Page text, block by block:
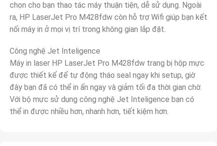
chọn cho bạn thao tác máy thuận tiện, dễ sử dụng. Ngoài
ra, HP LaserJet Pro M428fdw còn hỗ trợ Wifi giúp bạn kết
nối máy in ở mọi vị trí trong không gian lắp đặt.
Công nghệ Jet Inteligence
Máy in laser HP LaserJet Pro M428fdw trang bị hộp mực
được thiết kế để tự động tháo seal ngay khi setup, giờ
đây bạn đã có thể in ấn ngay và giảm tối đa thời gian chờ.
Với bộ mực sử dụng công nghệ Jet Inteligence bạn có
thể in được nhiều hơn, nhanh hơn, tiết kiệm hơn.